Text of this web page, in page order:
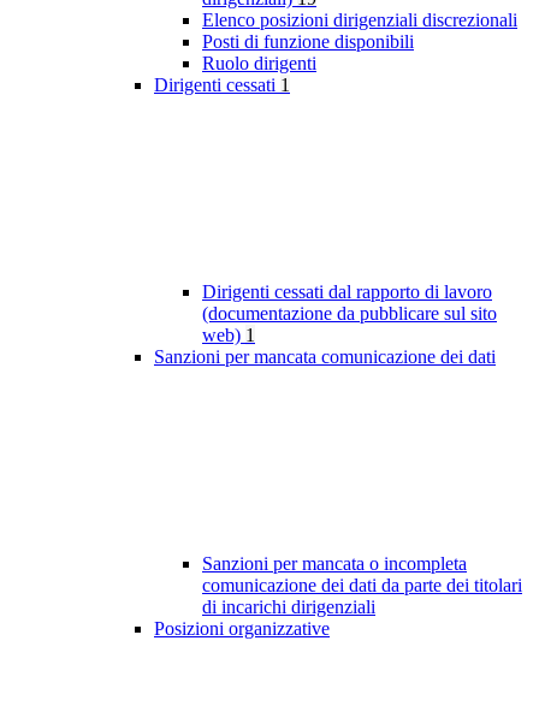
Elenco posizioni dirigenziali discrezionali
Posti di funzione disponibili
Ruolo dirigenti
Dirigenti cessati 1
Dirigenti cessati dal rapporto di lavoro
(documentazione da pubblicare sul sito
web) 1
Sanzioni per mancata comunicazione dei dati
Sanzioni per mancata o incompleta
comunicazione dei dati da parte dei titolari
di incarichi dirigenziali
Posizioni organizzative